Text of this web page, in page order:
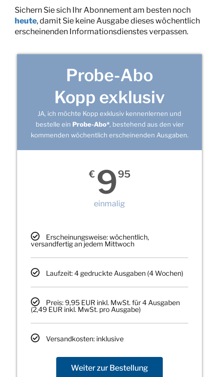
Sichern Sie sich Ihr Abonnement am besten noch
heute, damit Sie keine Ausgabe dieses wöchentlich
erscheinenden Informationsdienstes verpassen.
Probe-Abo
Kopp exklusiv
JA, ich möchte Kopp exklusiv kennenlernen und
bestelle ein Probe-Abo*, bestehend aus den vier
kommenden wöchentlich erscheinenden Ausgaben.
€ 995
einmalig
Erscheinungsweise: wöchentlich,
versandfertig an jedem Mittwoch
Laufzeit: 4 gedruckte Ausgaben (4 Wochen)
Preis: 9,95 EUR inkl. MwSt. für 4 Ausgaben
(2,49 EUR inkl. MwSt. pro Ausgabe)
Versandkosten: inklusive
Weiter zur Bestellung